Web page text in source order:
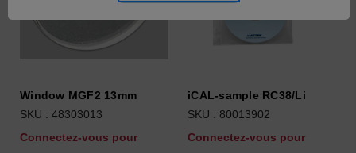
Window MGF2 13mm
SKU : 48303013
Connectez-vous pour
iCAL-sample RC38/Li
SKU : 80013902
Connectez-vous pour